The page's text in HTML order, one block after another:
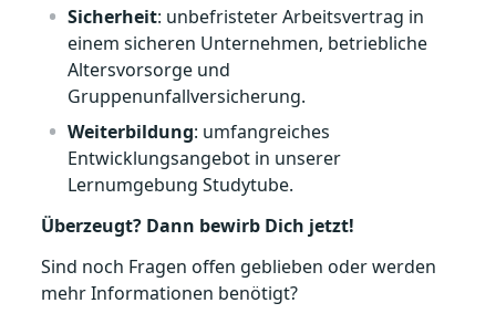
Sicherheit: unbefristeter Arbeitsvertrag in
einem sicheren Unternehmen, betriebliche
Altersvorsorge und
Gruppenunfallversicherung.
Weiterbildung: umfangreiches
Entwicklungsangebot in unserer
Lernumgebung Studytube.
Überzeugt? Dann bewirb Dich jetzt!
Sind noch Fragen offen geblieben oder werden
mehr Informationen benötigt?